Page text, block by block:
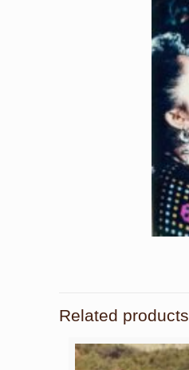
Related products